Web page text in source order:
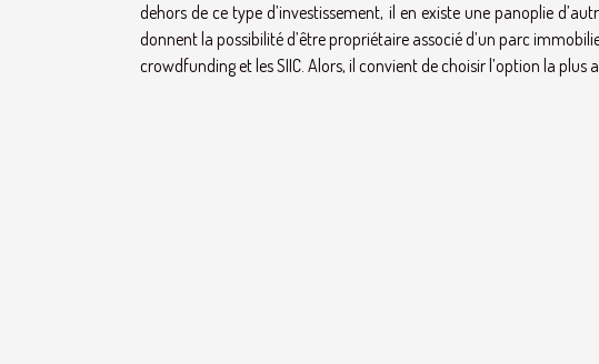
dehors de ce type d’investissement, il en existe une panoplie
donnent la possibilité d’être propriétaire associé d’un parc
crowdfunding et les SIIC. Alors, il convient de choisir l’option la